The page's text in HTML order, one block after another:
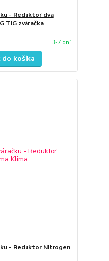
- Reduktor dva
TIG zváračka
3-7 dní
do košíka
- Reduktor Nitrogen